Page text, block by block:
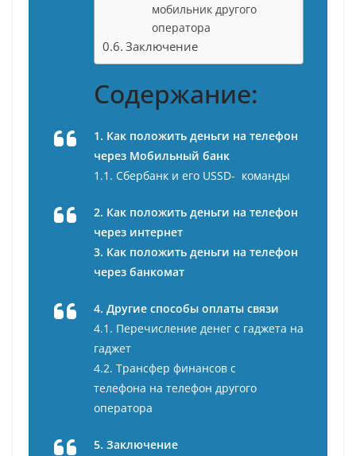
мобильник другого
оператора
Заключение
Содержание:
1. Как положить деньги на телефон
через Мобильный банк
1.1. Сбербанк и его USSD- команды
2. Как положить деньги на телефон
через интернет
3. Как положить деньги на телефон
через банкомат
4. Другие способы оплаты связи
4.1. Перечисление денег с гаджета на
гаджет
4.2. Трансфер финансов с
телефона на телефон другого
оператора
5. Заключение